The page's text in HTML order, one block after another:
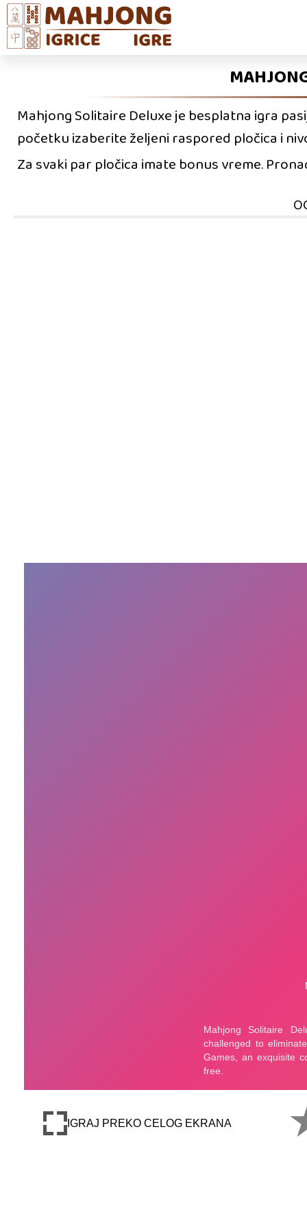
Mahjong Solitaire Deluxe je besplatna igra
početku izaberite željeni raspored pločica i
Za svaki par pločica imate bonus vreme.
IGRAJ PREKO CELOG EKRANA